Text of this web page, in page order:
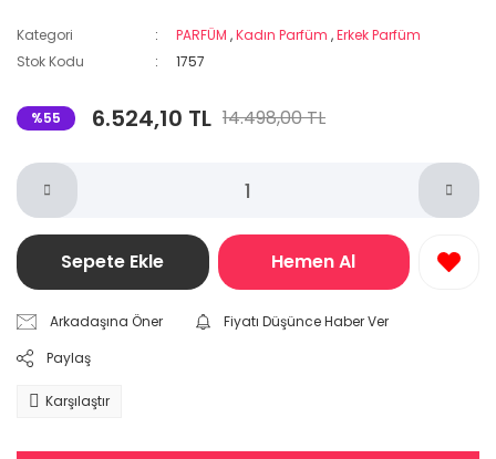
Kategori PARFÜM ,Kadın Parfüm ,Erkek Parfüm
Stok Kodu
1757
%55 6.524,10 TL 14.498,00 TL
Sepete Ekle Hemen Al
Arkadaşına Öner
Fiyatı Düşünce Haber Ver
Paylaş
Karşılaştır